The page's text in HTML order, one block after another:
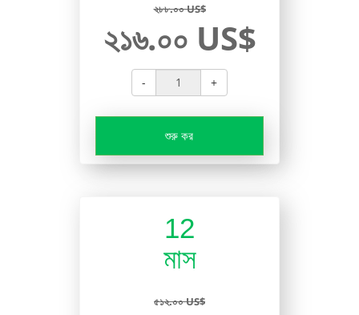
২৮৮.০০ US$
২১৬.০০ US$
- +
শুরু কর
12
মাস
৫১২.০০ US$